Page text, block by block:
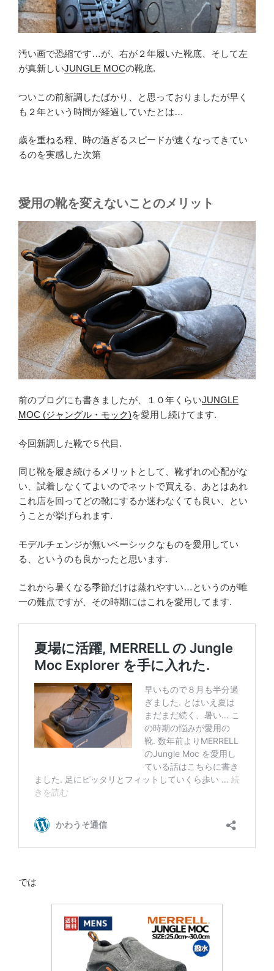
汚い画で恐縮です…が、右が２年履いた靴底、そして左
が真新しいJUNGLE MOCの靴底.
ついこの前新調したばかり、と思っておりましたが早く
も２年という時間が経過していたとは…
歳を重ねる程、時の過ぎるスピードが速くなってきてい
るのを実感した次第
愛用の靴を変えないことのメリット
前のブログにも書きましたが、１０年くらいJUNGLE
MOC (ジャングル・モック)を愛用し続けてます.
今回新調した靴で５代目.
同じ靴を履き続けるメリットとして、靴ずれの心配がな
い、試着しなくてよいのでネットで買える、あとはあれ
これ店を回ってどの靴にするか迷わなくても良い、とい
うことが挙げられます.
モデルチェンジが無いベーシックなものを愛用してい
る、というのも良かったと思います.
これから暑くなる季節だけは蒸れやすい…というのが唯
一の難点ですが、その時期にはこれを愛用してます.
では